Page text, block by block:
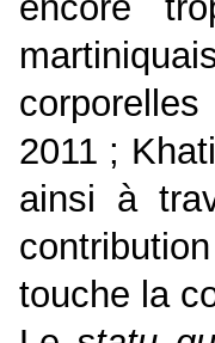
2011 ;
ainsi à
touche la